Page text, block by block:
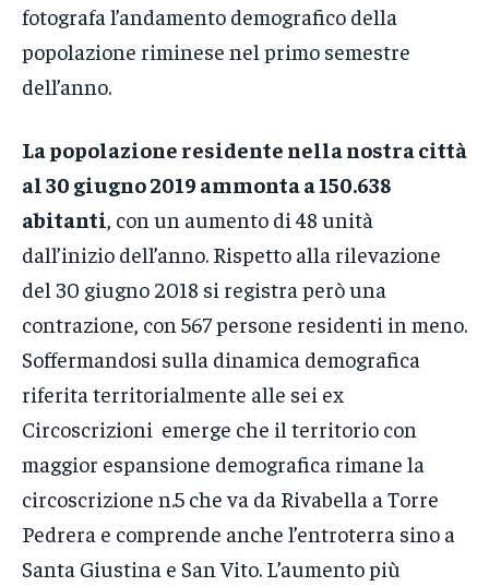
fotografa l’andamento demografico della
popolazione riminese nel primo semestre
dell’anno.
La popolazione residente nella nostra città
al 30 giugno 2019 ammonta a 150.638
abitanti , con un aumento di 48 unità
dall’inizio dell’anno. Rispetto alla rilevazione
del 30 giugno 2018 si registra però una
contrazione, con 567 persone residenti in meno.
Soffermandosi sulla dinamica demografica
riferita territorialmente alle sei ex
Circoscrizioni emerge che il territorio con
maggior espansione demografica rimane la
circoscrizione n.5 che va da Rivabella a Torre
Pedrera e comprende anche l’entroterra sino a
Santa Giustina e San Vito. L’aumento più